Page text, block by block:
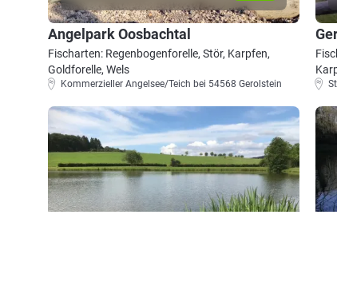
Angelpark Oosbachtal
Fischarten: Regenbogenforelle, Stör, Karpfen,
Goldforelle, Wels
Kommerzieller Angelsee/Teich bei 54568 Gerolstein